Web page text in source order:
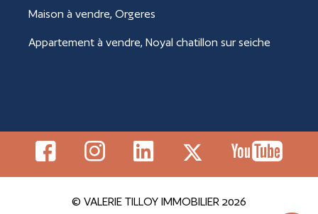
Maison à vendre, Orgeres
Appartement à vendre, Noyal chatillon sur seiche
© VALERIE TILLOY IMMOBILIER 2026